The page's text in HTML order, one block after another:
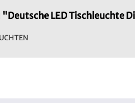
LED Tischleuchte